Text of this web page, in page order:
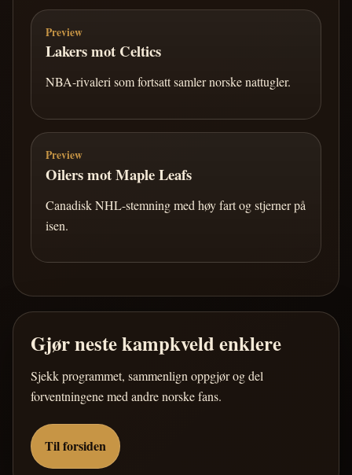
Preview
Lakers mot Celtics
NBA-rivaleri som fortsatt samler norske nattugler.
Preview
Oilers mot Maple Leafs
Canadisk NHL-stemning med høy fart og stjerner på
isen.
Gjør neste kampkveld enklere
Sjekk programmet, sammenlign oppgjør og del
forventningene med andre norske fans.
Til forsiden